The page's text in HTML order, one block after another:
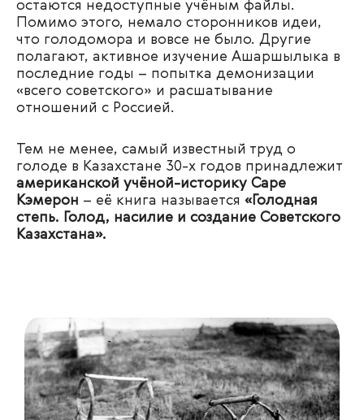
остаются недоступные учёным файлы.
Помимо этого, немало сторонников идеи,
что голодомора и вовсе не было. Другие
полагают, активное изучение Ашаршылыка в
последние годы – попытка демонизации
«всего советского» и расшатывание
отношений с Россией.
Тем не менее, самый известный труд о
голоде в Казахстане 30-х годов принадлежит
американской учёной-историку Саре
Кэмерон – её книга называется «Голодная
степь. Голод, насилие и создание Советского
Казахстана».